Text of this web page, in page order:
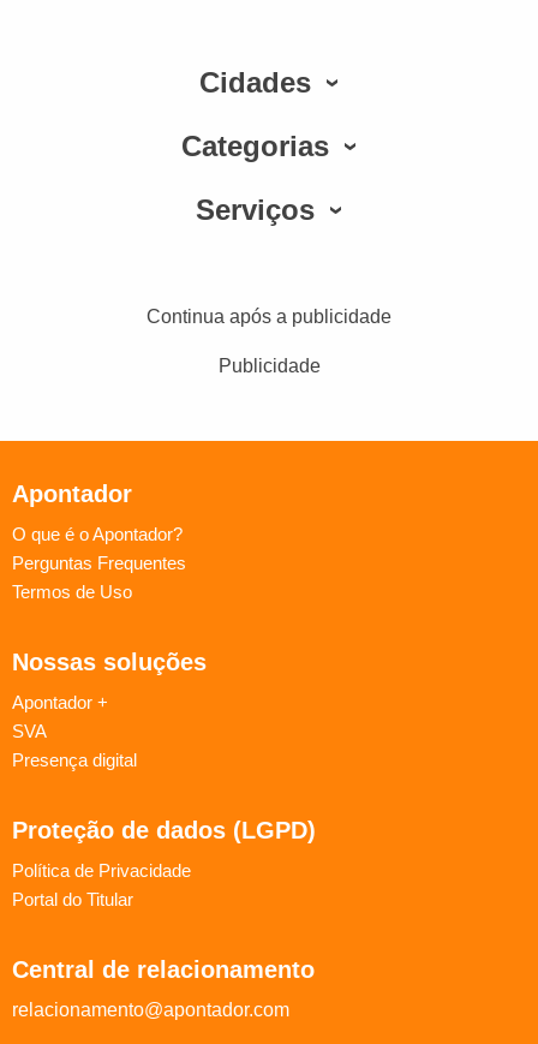
Cidades
Categorias
Serviços
Continua após a publicidade
Publicidade
Apontador
O que é o Apontador?
Perguntas Frequentes
Termos de Uso
Nossas soluções
Apontador +
SVA
Presença digital
Proteção de dados (LGPD)
Política de Privacidade
Portal do Titular
Central de relacionamento
relacionamento@apontador.com